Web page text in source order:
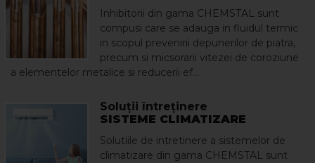
Inhibitorii din gama CHEMSTAL sunt
compusi care se adauga in fluidul termic
in scopul prevenirii depunerilor de piatra,
precum si micsorarii vitezei de coroziune
a elementelor metalice si reducerii ef...
Soluţii întreţinere
SISTEME CLIMATIZARE
Solutiile de intretinere a sistemelor de
climatizare din gama CHEMSTAL sunt